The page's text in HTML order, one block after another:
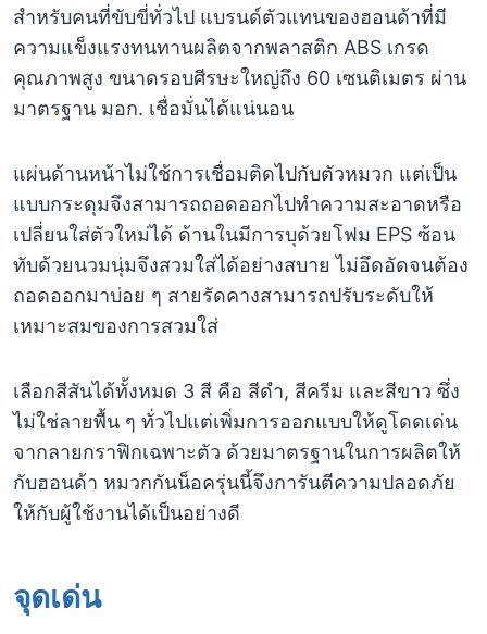
สำหรับคนที่ขับขี่ทั่วไป แบรนด์ตัวแทนของฮอนด้าที่มี
ความแข็งแรงทนทานผลิตจากพลาสติก ABS เกรด
คุณภาพสูง ขนาดรอบศีรษะใหญ่ถึง 60 เซนติเมตร ผ่าน
มาตรฐาน มอก. เชื่อมั่นได้แน่นอน
แผ่นด้านหน้าไม่ใช้การเชื่อมติดไปกับตัวหมวก แต่เป็น
แบบกระดุมจึงสามารถถอดออกไปทำความสะอาดหรือ
เปลี่ยนใส่ตัวใหม่ได้ ด้านในมีการบุด้วยโฟม EPS ซ้อน
ทับด้วยนวมนุ่มจึงสวมใส่ได้อย่างสบาย ไม่อึดอัดจนต้อง
ถอดออกมาบ่อย ๆ สายรัดคางสามารถปรับระดับให้
เหมาะสมของการสวมใส่
เลือกสีสันได้ทั้งหมด 3 สี คือ สีดำ, สีครีม และสีขาว ซึ่ง
ไม่ใช่ลายพื้น ๆ ทั่วไปแต่เพิ่มการออกแบบให้ดูโดดเด่น
จากลายกราฟิกเฉพาะตัว ด้วยมาตรฐานในการผลิตให้
กับฮอนด้า หมวกกันน็อครุ่นนี้จึงการันตีความปลอดภัย
ให้กับผู้ใช้งานได้เป็นอย่างดี
จุดเด่น